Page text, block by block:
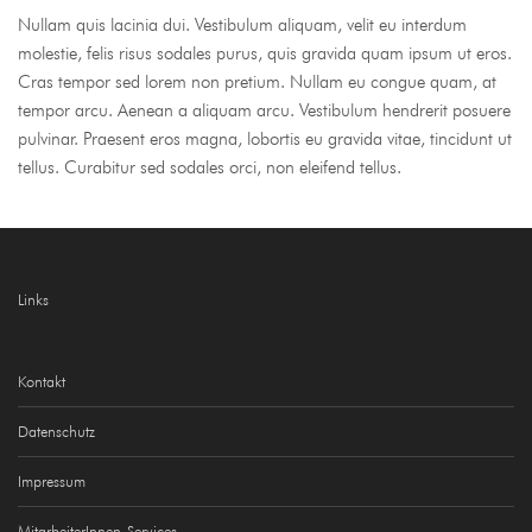
Nullam quis lacinia dui. Vestibulum aliquam, velit eu interdum
molestie, felis risus sodales purus, quis gravida quam ipsum ut eros.
Cras tempor sed lorem non pretium. Nullam eu congue quam, at
tempor arcu. Aenean a aliquam arcu. Vestibulum hendrerit posuere
pulvinar. Praesent eros magna, lobortis eu gravida vitae, tincidunt ut
tellus. Curabitur sed sodales orci, non eleifend tellus.
Links
Kontakt
Datenschutz
Impressum